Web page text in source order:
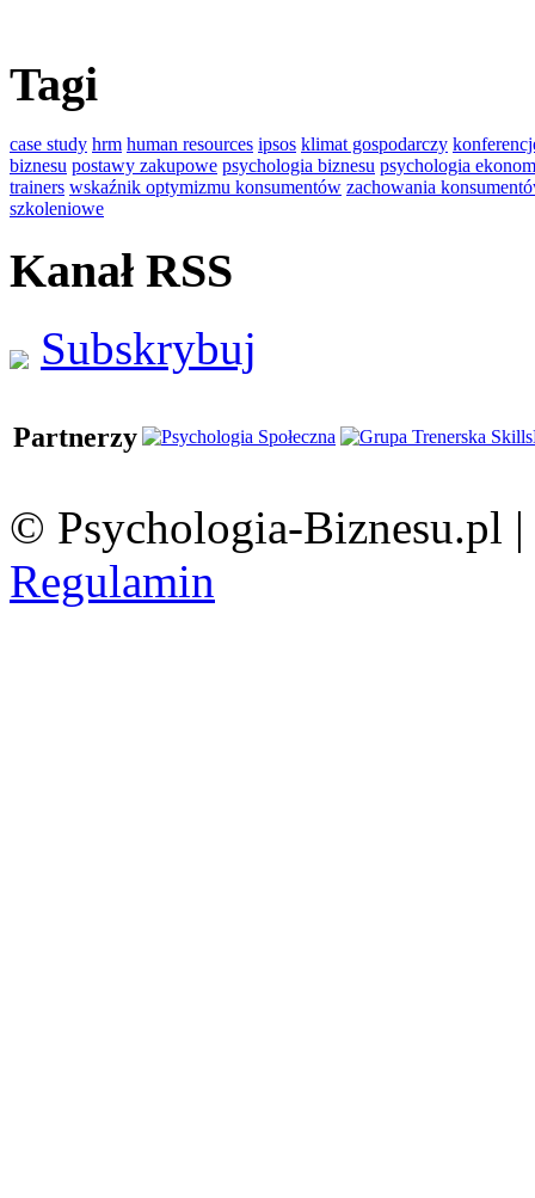
Tagi
case study hrm human resources ipsos klimat gospodarczy
biznesu postawy zakupowe psychologia biznesu psychologia
trainers wskaźnik optymizmu konsumentów zachowania
szkoleniowe
Kanał RSS
Subskrybuj
Partnerzy
© Psychologia-Biznesu.pl |
Regulamin